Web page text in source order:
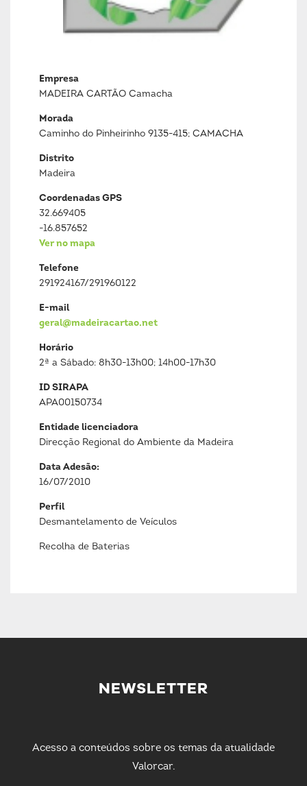
Empresa
MADEIRA CARTÃO Camacha
Morada
Caminho do Pinheirinho 9135-415; CAMACHA
Distrito
Madeira
Coordenadas GPS
32.669405
-16.857652
Ver no mapa
Telefone
291924167/291960122
E-mail
geral@madeiracartao.net
Horário
2ª a Sábado: 8h30-13h00; 14h00-17h30
ID SIRAPA
APA00150734
Entidade licenciadora
Direcção Regional do Ambiente da Madeira
Data Adesão:
16/07/2010
Perfil
Desmantelamento de Veículos
Recolha de Baterias
NEWSLETTER
Acesso a conteúdos sobre os temas da atualidade
Valorcar.